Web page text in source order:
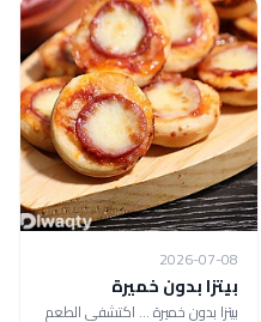
2026-07-08
بيتزا بدون خميرة
بيتزا بدون خميرة ... اكتشفي الطعم